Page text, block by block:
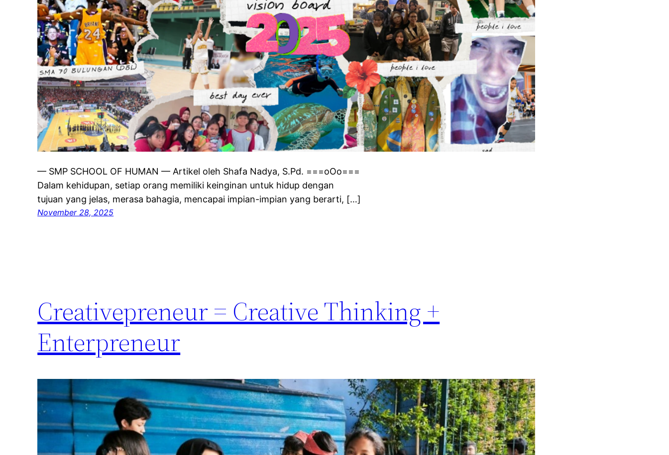
— SMP SCHOOL OF HUMAN — Artikel oleh Shafa Nadya, S.Pd. ===oOo===
Dalam kehidupan, setiap orang memiliki keinginan untuk hidup dengan
tujuan yang jelas, merasa bahagia, mencapai impian-impian yang berarti, […]
November 28, 2025
Creativepreneur = Creative Thinking +
Enterpreneur